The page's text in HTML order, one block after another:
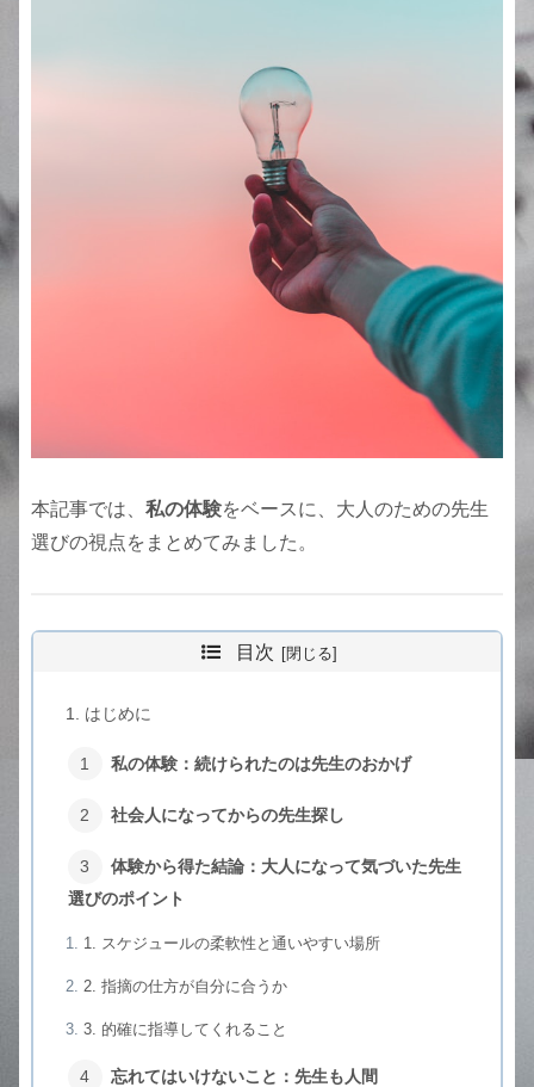
本記事では、 私の体験をベースに、大人のための先生
選びの視点をまとめてみました。
目次
はじめに
私の体験：続けられたのは先生のおかげ
社会人になってからの先生探し
体験から得た結論：大人になって気づいた先生
選びのポイント
1. スケジュールの柔軟性と通いやすい場所
2. 指摘の仕方が自分に合うか
3. 的確に指導してくれること
忘れてはいけないこと：先生も人間